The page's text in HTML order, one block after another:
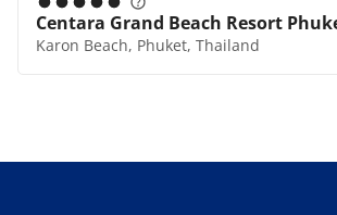
Centara Grand Beach Resort
Karon Beach, Phuket, Thailand